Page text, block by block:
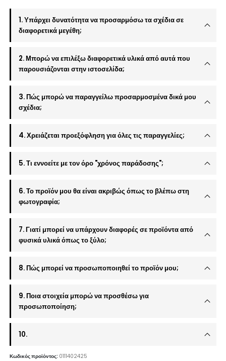
1. Υπάρχει δυνατότητα να προσαρμόσω τα σχέδια σε
διαφορετικά μεγέθη;
2. Μπορώ να επιλέξω διαφορετικά υλικά από αυτά που
παρουσιάζονται στην ιστοσελίδα;
3. Πώς μπορώ να παραγγείλω προσαρμοσμένα δικά μου
σχέδια;
4. Χρειάζεται προεξόφληση για όλες τις παραγγελίες;
5. Τι εννοείτε με τον όρο "χρόνος παράδοσης";
6. Το προϊόν μου θα είναι ακριβώς όπως το βλέπω στη
φωτογραφία;
7. Γιατί μπορεί να υπάρχουν διαφορές σε προϊόντα από
φυσικά υλικά όπως το ξύλο;
8. Πώς μπορεί να προσωποποιηθεί το προϊόν μου;
9. Ποια στοιχεία μπορώ να προσθέσω για
προσωποποίηση;
10.
Κωδικός προϊόντος: 0111402425